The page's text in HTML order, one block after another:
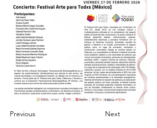
Previous Next